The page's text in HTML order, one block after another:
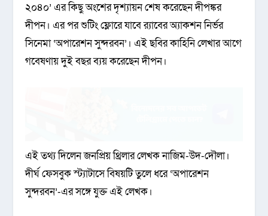
২০৪০’ এর কিছু অংশের দৃশ্যায়ন শেষ করেছেন দীপঙ্কর
দীপন। এর পর শুটিং ফ্লোরে যাবে র‌্যাবের অ্যাকশন নির্ভর
সিনেমা ‘অপারেশন সুন্দরবন’। এই ছবির কাহিনি লেখার আগে
গবেষণায় দুই বছর ব্যয় করেছেন দীপন।
এই তথ্য দিলেন জনপ্রিয় থ্রিলার লেখক নাজিম-উদ-দৌলা।
দীর্ঘ ফেসবুক স্ট্যাটাসে বিষয়টি তুলে ধরে ‌‘অপারেশন
সুন্দরবন’-এর সঙ্গে যুক্ত এই লেখক।